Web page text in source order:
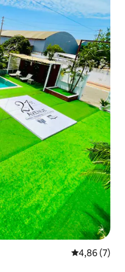
Évaluation
4,86 (7)